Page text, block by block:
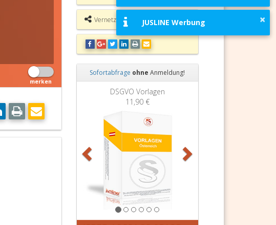
merken
Vernetzungsmöglichkeiten
Sofortabfrage ohne Anmeldung!
11,90 €
Grundbuchauszug
11,90 €
Zurück
×
JUSLINE Werbung